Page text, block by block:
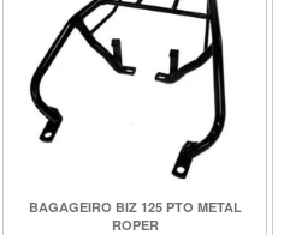
BAGAGEIRO BIZ 125 PTO METAL
ROPER